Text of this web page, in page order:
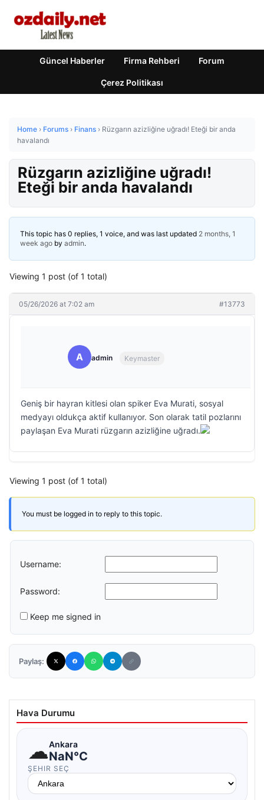
Güncel Haberler Firma Rehberi Forum
Çerez Politikası
Home › Forums › Finans › Rüzgarın azizliğine uğradı! Eteği bir anda
havalandı
Rüzgarın azizliğine uğradı!
Eteği bir anda havalandı
This topic has 0 replies, 1 voice, and was last updated 2 months, 1
week ago by admin.
Viewing 1 post (of 1 total)
05/26/2026 at 7:02 am #13773
A admin Keymaster
Geniş bir hayran kitlesi olan spiker Eva Murati, sosyal
medyayı oldukça aktif kullanıyor. Son olarak tatil pozlarını
paylaşan Eva Murati rüzgarın azizliğine uğradı.
Viewing 1 post (of 1 total)
You must be logged in to reply to this topic.
Username:
Password:
Keep me signed in
Paylaş:
Hava Durumu
☁Ankara
NaN°C
ŞEHIR SEÇ